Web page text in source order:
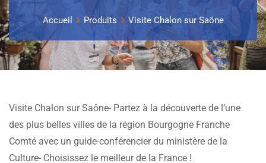
Accueil Produits Visite Chalon sur Saône
Visite Chalon sur Saône- Partez à la découverte de l’une
des plus belles villes de la région Bourgogne Franche
Comté avec un guide-conférencier du ministère de la
Culture- Choisissez le meilleur de la France !